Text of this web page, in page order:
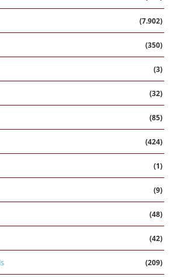
(7.902)
(350)
(3)
(32)
(85)
(424)
(1)
(9)
(48)
(42)
(209)